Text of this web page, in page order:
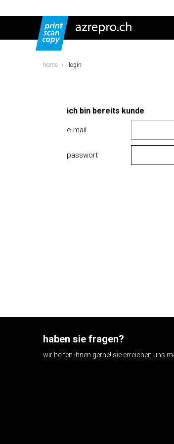
home login
ich bin bereits kunde
e-mail
passwort
haben sie fragen?
wir helfen ihnen gerne! sie erreichen uns